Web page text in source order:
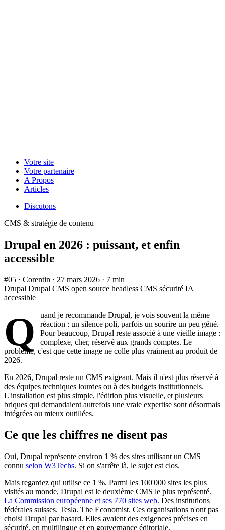
Mobile Main navigation
Votre site
Votre partenaire
A Propos
Articles
Mobile Contacts
Discutons
CMS & stratégie de contenu
Drupal en 2026 : puissant, et enfin
accessible
#05 · Corentin · 27 mars 2026 · 7 min
Drupal Drupal CMS open source headless CMS sécurité IA
accessible
Quand je recommande Drupal, je vois souvent la même
réaction : un silence poli, parfois un sourire un peu gêné.
Pour beaucoup, Drupal reste associé à une vieille image :
complexe, cher, réservé aux grands comptes. Le
problème, c'est que cette image ne colle plus vraiment au produit de
2026.
En 2026, Drupal reste un CMS exigeant. Mais il n'est plus réservé à
des équipes techniques lourdes ou à des budgets institutionnels.
L'installation est plus simple, l'édition plus visuelle, et plusieurs
briques qui demandaient autrefois une vraie expertise sont désormais
intégrées ou mieux outillées.
Ce que les chiffres ne disent pas
Oui, Drupal représente environ 1 % des sites utilisant un CMS
connu selon W3Techs. Si on s'arrête là, le sujet est clos.
Mais regardez qui utilise ce 1 %. Parmi les 100'000 sites les plus
visités au monde, Drupal est le deuxième CMS le plus représenté.
La Commission européenne et ses 770 sites web. Des institutions
fédérales suisses. Tesla. The Economist. Ces organisations n'ont pas
choisi Drupal par hasard. Elles avaient des exigences précises en
sécurité, en multilingue et en gouvernance éditoriale.